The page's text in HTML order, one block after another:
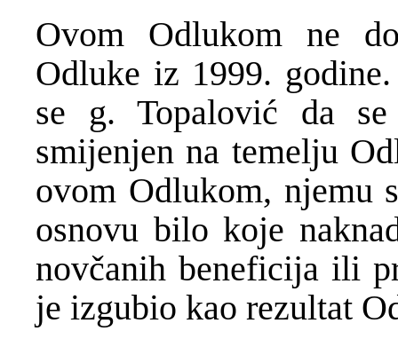
Ovom Odlukom ne
Odluke iz 1999.
se g. Topalović da
smijenjen na temelju
ovom Odlukom, njemu
osnovu bilo koje
novčanih beneficija ili
je izgubio kao rezultat